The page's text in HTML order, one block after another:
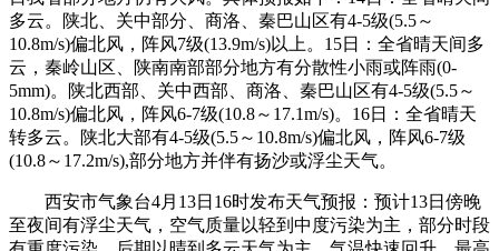
多云。陕北、关中部分、商洛、秦巴山区有4-5级(5.5～
10.8m/s)偏北风，阵风7级(13.9m/s)以上。15日：全省晴天间多
云，秦岭山区、陕南南部部分地方有分散性小雨或阵雨(0-
5mm)。陕北西部、关中西部、商洛、秦巴山区有4-5级(5.5～
10.8m/s)偏北风，阵风6-7级(10.8～17.1m/s)。16日：全省晴天
转多云。陕北大部有4-5级(5.5～10.8m/s)偏北风，阵风6-7级
(10.8～17.2m/s),部分地方并伴有扬沙或浮尘天气。
西安市气象台4月13日16时发布天气预报：预计13日傍晚
至夜间有浮尘天气，空气质量以轻到中度污染为主，部分时段